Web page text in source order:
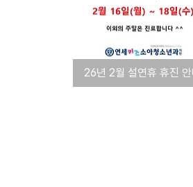
26년 2월 설연휴 휴진 안